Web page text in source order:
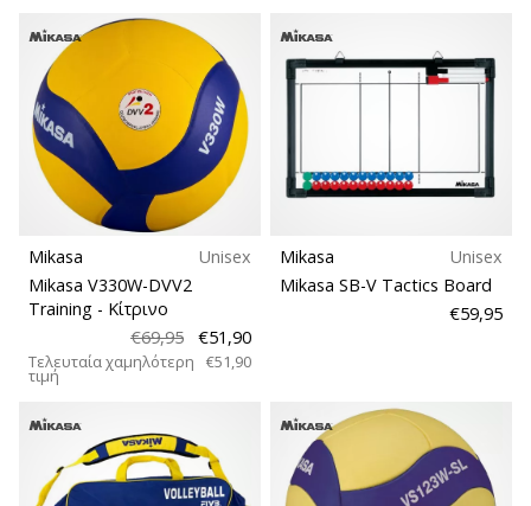
Mikasa
Unisex
Mikasa V330W-DVV2
Training - Κίτρινο
€69,95
€51,90
Τελευταία χαμηλότερη
τιμή
€51,90
Mikasa
Unisex
Mikasa SB-V Tactics Board
€59,95